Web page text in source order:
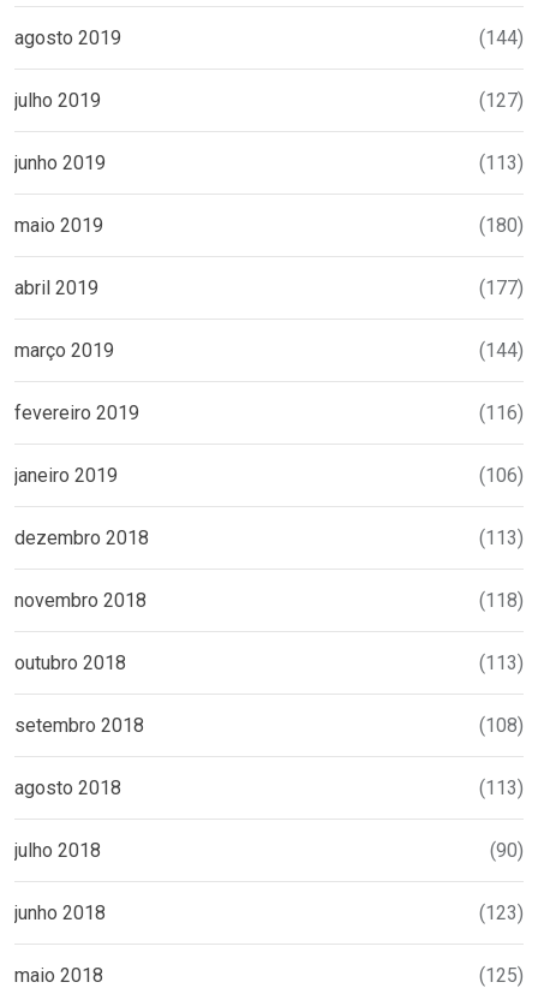
agosto 2019 (144)
julho 2019 (127)
junho 2019 (113)
maio 2019 (180)
abril 2019 (177)
março 2019 (144)
fevereiro 2019 (116)
janeiro 2019 (106)
dezembro 2018 (113)
novembro 2018 (118)
outubro 2018 (113)
setembro 2018 (108)
agosto 2018 (113)
julho 2018 (90)
junho 2018 (123)
maio 2018 (125)